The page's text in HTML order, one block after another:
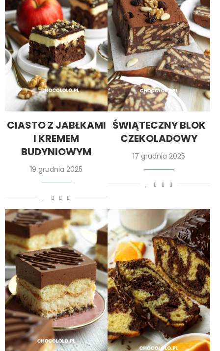
CIASTO Z JABŁKAMI
I KREMEM
BUDYNIOWYM
19 grudnia 2025
ŚWIĄTECZNY BLOK
CZEKOLADOWY
17 grudnia 2025